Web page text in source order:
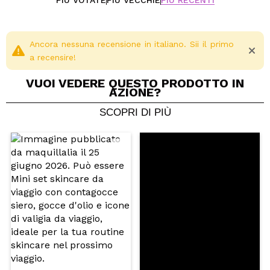
Condividi un video o una foto
Il tuo video potrebbe essere il primo. Immaginalo...
Consiglieresti questo acquisto?
Ancora nessuna recensione in italiano. Sii il primo
a recensire!
VUOI VEDERE QUESTO PRODOTTO IN
AZIONE?
SCOPRI DI PIÙ